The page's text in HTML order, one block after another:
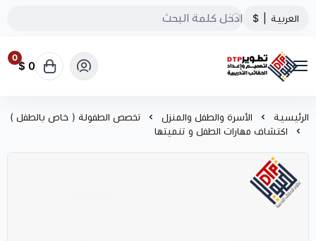
العربية $
تطوير الحقائب التدريبية
0
0 $
الرئيسية الأسرة والطفل والمنزل
تخصص الطفولة ( خاص بالطفل )
اكتشاف مهارات الطفل و تنميتها